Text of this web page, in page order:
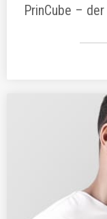
PrinCube –